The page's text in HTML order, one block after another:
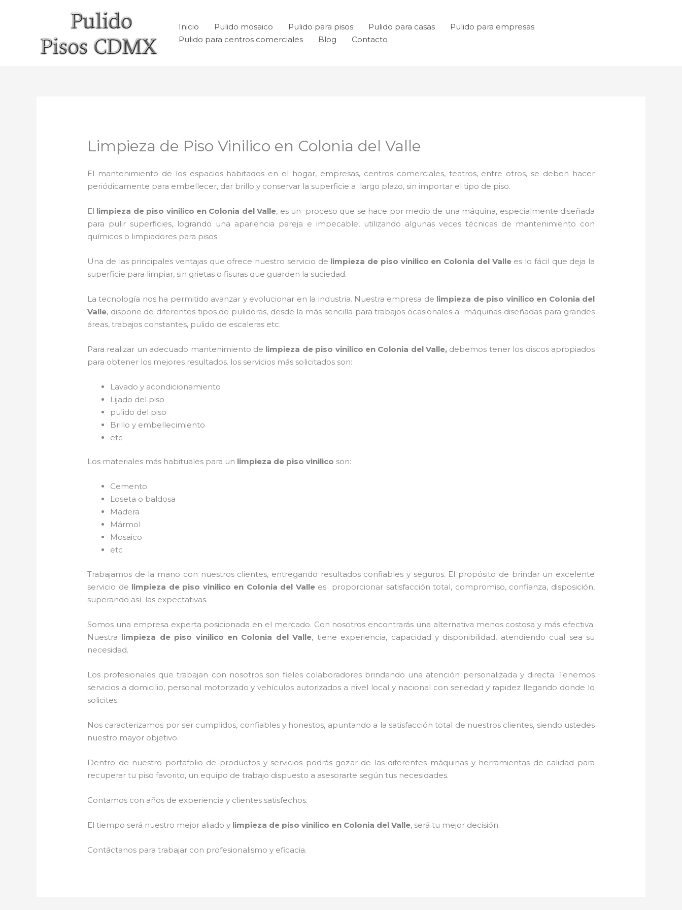
Inicio Pulido mosaico Pulido para pisos Pulido para casas
Pulido para empresas
Pulido para centros comerciales
Blog Contacto
Limpieza de Piso Vinilico en Colonia del Valle
El mantenimiento de los espacios habitados en el hogar, empresas, centros comerciales, teatros, entre otros, se deben hacer
periódicamente para embellecer, dar brillo y conservar la superficie a largo plazo, sin importar el tipo de piso.
El limpieza de piso vinilico en Colonia del Valle, es un proceso que se hace por medio de una máquina, especialmente diseñada
para pulir superficies, logrando una apariencia pareja e impecable, utilizando algunas veces técnicas de mantenimiento con
químicos o limpiadores para pisos.
Una de las principales ventajas que ofrece nuestro servicio de limpieza de piso vinilico en Colonia del Valle es lo fácil que deja la
superficie para limpiar, sin grietas o fisuras que guarden la suciedad.
La tecnología nos ha permitido avanzar y evolucionar en la industria. Nuestra empresa de limpieza de piso vinilico en Colonia del
Valle, dispone de diferentes tipos de pulidoras, desde la más sencilla para trabajos ocasionales a máquinas diseñadas para grandes
áreas, trabajos constantes, pulido de escaleras etc.
Para realizar un adecuado mantenimiento de limpieza de piso vinilico en Colonia del Valle, debemos tener los discos apropiados
para obtener los mejores resultados. los servicios más solicitados son:
Lavado y acondicionamiento
Lijado del piso
pulido del piso
Brillo y embellecimiento
etc
Los materiales más habituales para un limpieza de piso vinilico son:
Cemento.
Loseta o baldosa
Madera
Mármol
Mosaico
etc
Trabajamos de la mano con nuestros clientes, entregando resultados confiables y seguros. El propósito de brindar un excelente
servicio de limpieza de piso vinilico en Colonia del Vallees proporcionar satisfacción total, compromiso, confianza, disposición,
superando así las expectativas.
Somos una empresa experta posicionada en el mercado. Con nosotros encontrarás una alternativa menos costosa y más efectiva.
Nuestra limpieza de piso vinilico en Colonia del Valle, tiene experiencia, capacidad y disponibilidad, atendiendo cual sea su
necesidad.
Los profesionales que trabajan con nosotros son fieles colaboradores brindando una atención personalizada y directa. Tenemos
servicios a domicilio, personal motorizado y vehículos autorizados a nivel local y nacional con seriedad y rapidez llegando donde lo
solicites.
Nos caracterizamos por ser cumplidos, confiables y honestos, apuntando a la satisfacción total de nuestros clientes, siendo ustedes
nuestro mayor objetivo.
Dentro de nuestro portafolio de productos y servicios podrás gozar de las diferentes máquinas y herramientas de calidad para
recuperar tu piso favorito, un equipo de trabajo dispuesto a asesorarte según tus necesidades.
Contamos con años de experiencia y clientes satisfechos.
El tiempo será nuestro mejor aliado y limpieza de piso vinilico en Colonia del Valle, será tu mejor decisión.
Contáctanos para trabajar con profesionalismo y eficacia.